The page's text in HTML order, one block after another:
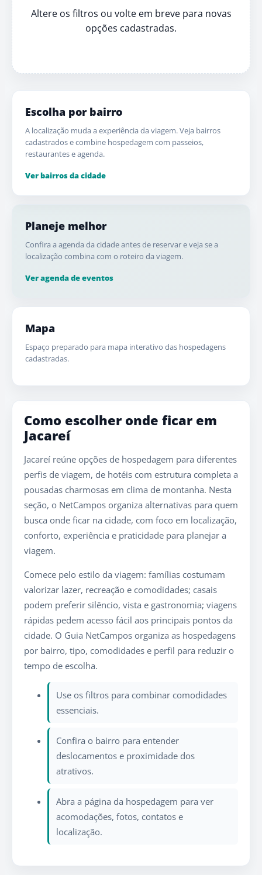
Altere os filtros ou volte em breve para novas
opções cadastradas.
Escolha por bairro
A localização muda a experiência da viagem. Veja bairros
cadastrados e combine hospedagem com passeios,
restaurantes e agenda.
Ver bairros da cidade
Planeje melhor
Confira a agenda da cidade antes de reservar e veja se a
localização combina com o roteiro da viagem.
Ver agenda de eventos
Mapa
Espaço preparado para mapa interativo das hospedagens
cadastradas.
Como escolher onde ficar em
Jacareí
Jacareí reúne opções de hospedagem para diferentes
perfis de viagem, de hotéis com estrutura completa a
pousadas charmosas em clima de montanha. Nesta
seção, o NetCampos organiza alternativas para quem
busca onde ficar na cidade, com foco em localização,
conforto, experiência e praticidade para planejar a
viagem.
Comece pelo estilo da viagem: famílias costumam
valorizar lazer, recreação e comodidades; casais
podem preferir silêncio, vista e gastronomia; viagens
rápidas pedem acesso fácil aos principais pontos da
cidade. O Guia NetCampos organiza as hospedagens
por bairro, tipo, comodidades e perfil para reduzir o
tempo de escolha.
Use os filtros para combinar comodidades
essenciais.
Confira o bairro para entender
deslocamentos e proximidade dos
atrativos.
Abra a página da hospedagem para ver
acomodações, fotos, contatos e
localização.